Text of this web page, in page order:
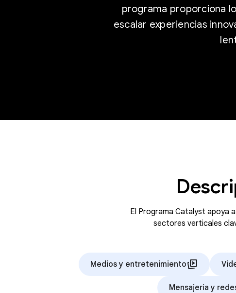
programa proporciona
escalar experiencias
El Programa Catalyst apoya
sectores verticales
Medios y entretenimientoanimated_images
Mensajería y